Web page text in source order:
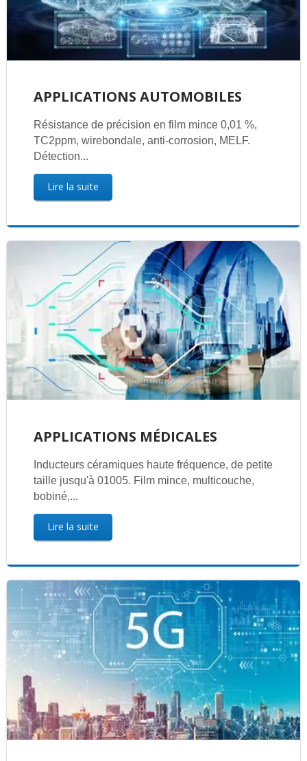
APPLICATIONS AUTOMOBILES
Résistance de précision en film mince 0,01 %,
TC2ppm, wirebondale, anti-corrosion, MELF.
Détection...
Lire la suite
APPLICATIONS MÉDICALES
Inducteurs céramiques haute fréquence, de petite
taille jusqu'à 01005. Film mince, multicouche,
bobiné,...
Lire la suite